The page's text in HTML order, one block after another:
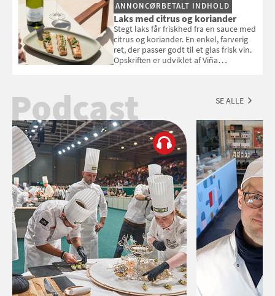
ANNONCØRBETALT INDHOLD
Laks med citrus og koriander
Stegt laks får friskhed fra en sauce med
citrus og koriander. En enkel, farverig
ret, der passer godt til et glas frisk vin.
Opskriften er udviklet af Viña
Podcast SE ALLE